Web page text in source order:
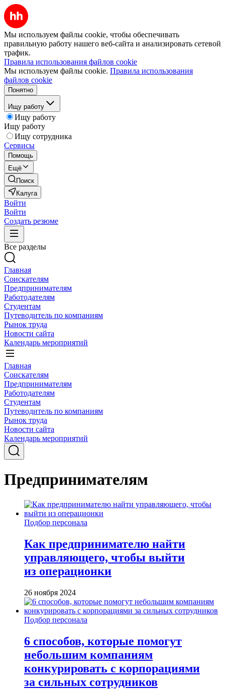
Мы используем файлы cookie, чтобы обеспечивать
правильную работу нашего веб-сайта и анализировать сетевой
трафик.
Правила использования файлов cookie
Мы используем файлы cookie. Правила использования
файлов cookie
Понятно
Ищу работу
Ищу работу
Ищу работу
Ищу сотрудника
Сервисы
Помощь
Ещё
Поиск
Калуга
Войти
Войти
Создать резюме
Все разделы
Главная
Соискателям
Предпринимателям
Работодателям
Студентам
Путеводитель по компаниям
Рынок труда
Новости сайта
Календарь мероприятий
Главная
Соискателям
Предпринимателям
Работодателям
Студентам
Путеводитель по компаниям
Рынок труда
Новости сайта
Календарь мероприятий
Предпринимателям
Подбор персонала
Как предпринимателю найти
управляющего, чтобы выйти
из операционки
26 ноября 2024
Подбор персонала
6 способов, которые помогут
небольшим компаниям
конкурировать с корпорациями
за сильных сотрудников